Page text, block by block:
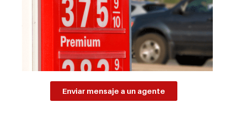
Enviar mensaje a un agente